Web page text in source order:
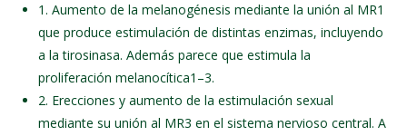
1. Aumento de la melanogénesis mediante la unión al MR1
que produce estimulación de distintas enzimas, incluyendo
a la tirosinasa. Además parece que estimula la
proliferación melanocítica1–3.
2. Erecciones y aumento de la estimulación sexual
mediante su unión al MR3 en el sistema nervioso central. A